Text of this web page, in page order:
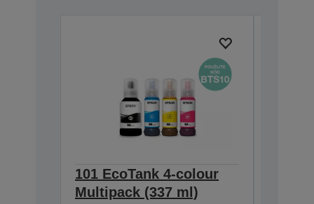
101 EcoTank 4-colour
Multipack (337 ml)